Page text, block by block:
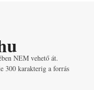
NEM vehető át.
300 karakterig a forrás